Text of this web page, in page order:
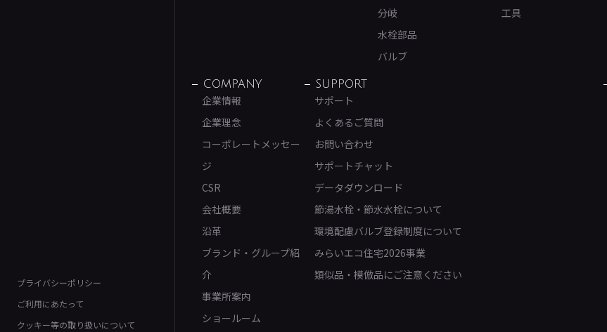
プライバシーポリシー
ご利用にあたって
クッキー等の取り扱いについて
分岐
水栓部品
バルブ
工具
COMPANY
企業情報
企業理念
コーポレートメッセー
ジ
CSR
会社概要
沿革
ブランド・グループ紹
介
事業所案内
ショールーム
SUPPORT
サポート
よくあるご質問
お問い合わせ
サポートチャット
データダウンロード
節湯水栓・節水水栓について
環境配慮バルブ登録制度について
みらいエコ住宅2026事業
類似品・模倣品にご注意ください